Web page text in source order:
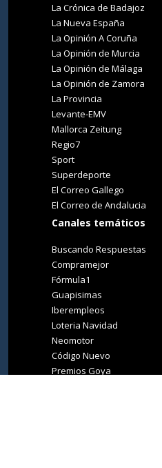
La Crónica de Badajoz
La Nueva España
La Opinión A Coruña
La Opinión de Murcia
La Opinión de Málaga
La Opinión de Zamora
La Provincia
Levante-EMV
Mallorca Zeitung
Regio7
Sport
Superdeporte
El Correo Gallego
El Correo de Andalucia
Canales temáticos
Buscando Respuestas
Compramejor
Fórmula1
Guapisimas
Iberempleos
Loteria Navidad
Neomotor
Código Nuevo
Premios Goya